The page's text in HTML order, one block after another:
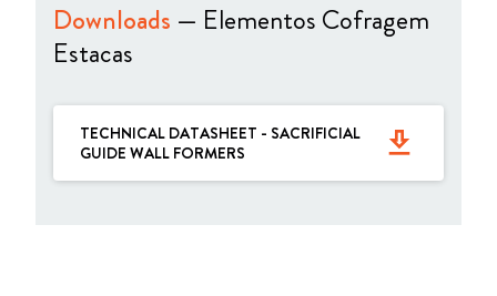
Downloads — Elementos Cofragem
Estacas
TECHNICAL DATASHEET - SACRIFICIAL
GUIDE WALL FORMERS
get_app